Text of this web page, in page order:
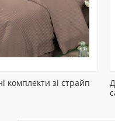
комплекти зі страйп